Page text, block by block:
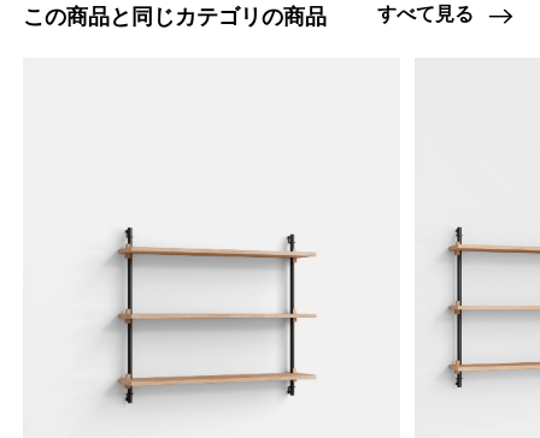
この商品と同じカテゴリの商品 すべて見る